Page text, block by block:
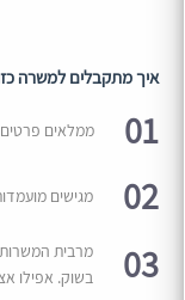
איך מתקבלים למשרה
01 ממלאים
02 מגישים
03
מרבית
בשוק. אפילו